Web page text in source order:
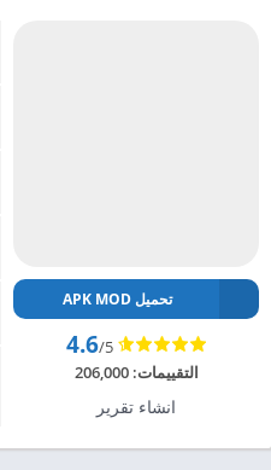
تحميل APK MOD
4.6/5
التقييمات:206,000
انشاء تقرير